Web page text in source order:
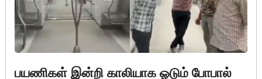
பயணிகள் இன்றி காலியாக ஓடும் போபால்